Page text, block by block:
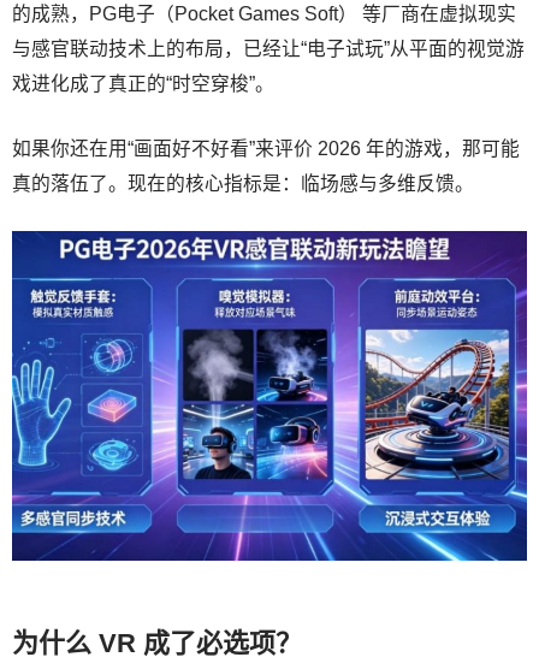
的成熟，PG电子（Pocket Games Soft） 等厂商在虚拟现实
与感官联动技术上的布局，已经让“电子试玩”从平面的视觉游
戏进化成了真正的“时空穿梭”。
如果你还在用“画面好不好看”来评价 2026 年的游戏，那可能
真的落伍了。现在的核心指标是：临场感与多维反馈。
为什么 VR 成了必选项？